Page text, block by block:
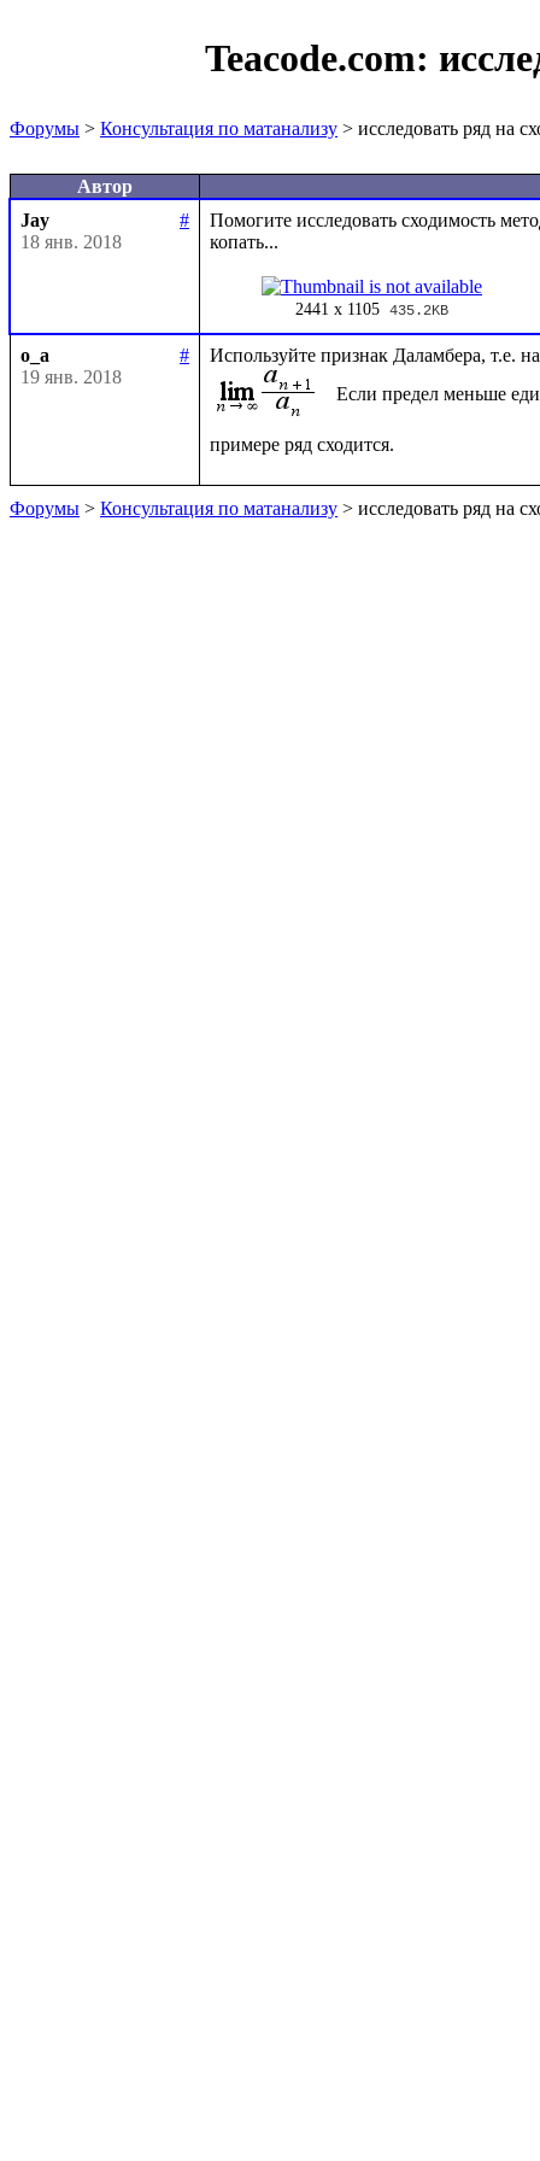
Teacode.com:
Форумы > Консультация по матанализу > исследовать ряд на
Автор
Jay
#
18 янв. 2018
Помогите исследовать сходимость
2441 x 1105 435.2KB
o_a
#
19 янв. 2018
Используйте признак Даламбера, т.е.
Если предел меньше
Форумы > Консультация по матанализу > исследовать ряд на